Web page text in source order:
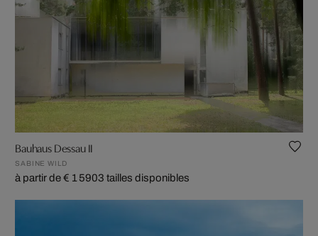
Bauhaus Dessau II
SABINE WILD
à partir de € 1 5903 tailles disponibles